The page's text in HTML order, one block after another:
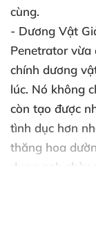
cùng.
- Dương Vật
Penetratorvừa
chính dương
lúc. Nó không
còn tạo được
tình dục hơn
thăng hoa
dụng anh
đỉnh trong